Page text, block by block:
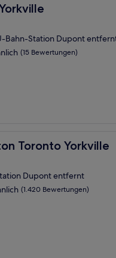
Bahn-Station Dupont
(15 Bewertungen)
Toronto Yorkville
Yorkville
Dupont entfernt
(1.420 Bewertungen)